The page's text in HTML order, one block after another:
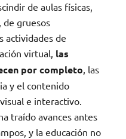
de aulas físicas,
de gruesos
actividades de
virtual, las
por completo, las
y el contenido
e interactivo.
traído avances antes
y la educación no